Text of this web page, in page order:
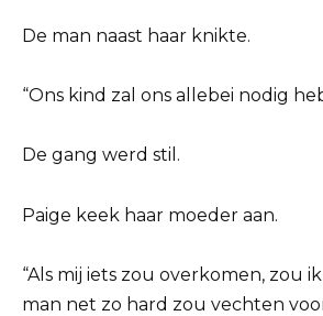
De man naast haar knikte.
“Ons kind zal ons allebei nodig
De gang werd stil.
Paige keek haar moeder aan.
“Als mij iets zou overkomen, zou
man net zo hard zou vechten